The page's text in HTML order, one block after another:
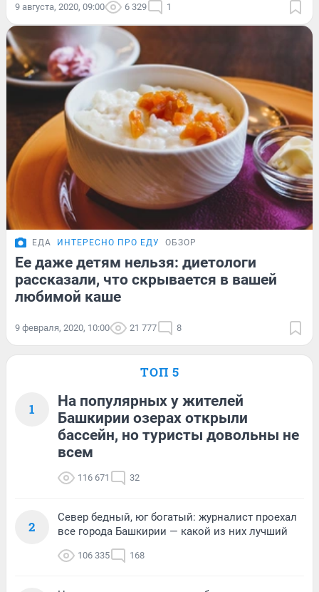
9 августа, 2020, 09:00 6 329 1
ЕДА ИНТЕРЕСНО ПРО ЕДУ ОБЗОР
Ее даже детям нельзя: диетологи
рассказали, что скрывается в вашей
любимой каше
9 февраля, 2020, 10:00 21 777 8
ТОП 5
1
На популярных у жителей
Башкирии озерах открыли
бассейн, но туристы довольны не
всем
116 671 32
2
Север бедный, юг богатый: журналист проехал
все города Башкирии — какой из них лучший
106 335 168